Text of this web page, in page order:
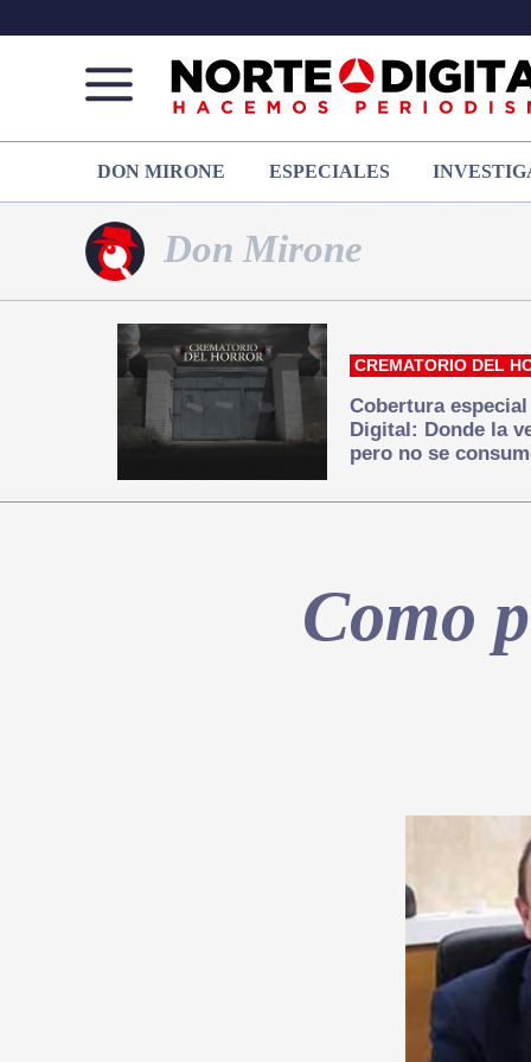
de
Ciudad
que
noticias,
hacemos periodismo
DON MIRONE ESPECIALES
Don Mirone
CREMATORIO DEL
Cobertura
Digital: Donde la
pero no se
Como